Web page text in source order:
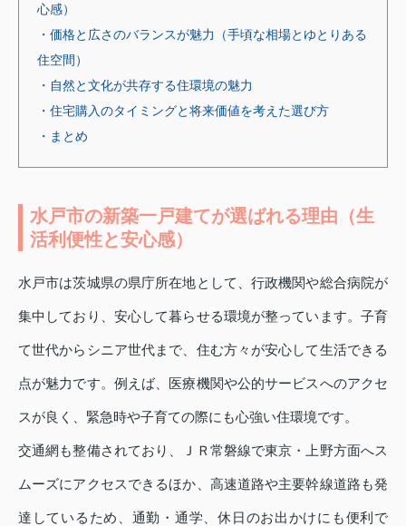
心感）
・価格と広さのバランスが魅力（手頃な相場とゆとりある
住空間）
・自然と文化が共存する住環境の魅力
・住宅購入のタイミングと将来価値を考えた選び方
・まとめ
水戸市の新築一戸建てが選ばれる理由（生
活利便性と安心感）
水戸市は茨城県の県庁所在地として、行政機関や総合病院が
集中しており、安心して暮らせる環境が整っています。子育
て世代からシニア世代まで、住む方々が安心して生活できる
点が魅力です。例えば、医療機関や公的サービスへのアクセ
スが良く、緊急時や子育ての際にも心強い住環境です。
交通網も整備されており、ＪＲ常磐線で東京・上野方面へス
ムーズにアクセスできるほか、高速道路や主要幹線道路も発
達しているため、通勤・通学、休日のお出かけにも便利で